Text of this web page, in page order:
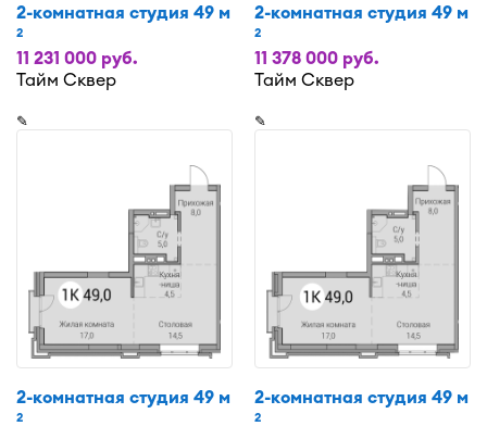
2-комнатная студия 49 м
2
11 231 000 руб.
Тайм Сквер
2-комнатная студия 49 м
2
11 378 000 руб.
Тайм Сквер
✎
2-комнатная студия 49 м
2
✎
2-комнатная студия 49 м
2